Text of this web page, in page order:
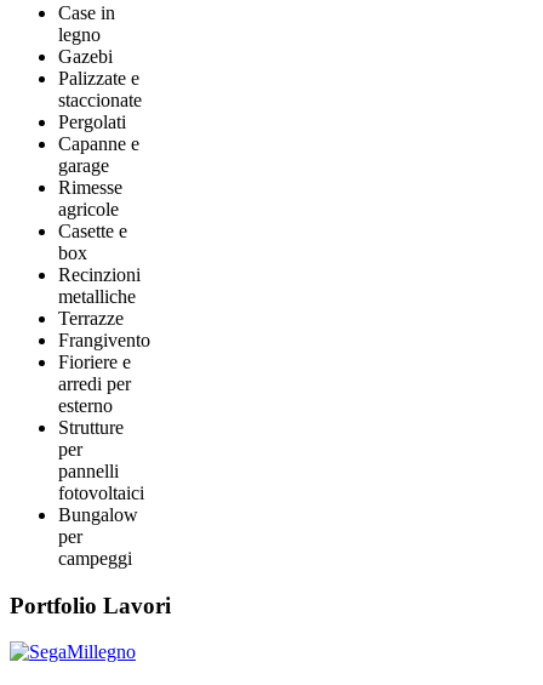
Case in
legno
Gazebi
Palizzate e
staccionate
Pergolati
Capanne e
garage
Rimesse
agricole
Casette e
box
Recinzioni
metalliche
Terrazze
Frangivento
Fioriere e
arredi per
esterno
Strutture
per
pannelli
fotovoltaici
Bungalow
per
campeggi
Portfolio Lavori